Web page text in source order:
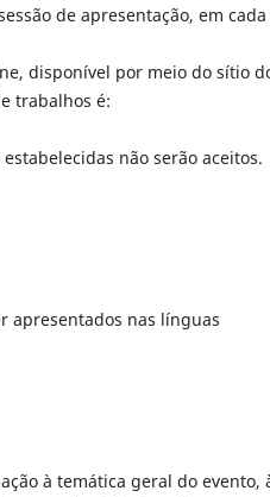
de apresentação, em cada
disponível por meio do sítio
trabalhos é:
não serão aceitos.
apresentados nas línguas
à temática geral do evento,